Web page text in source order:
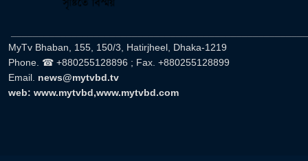
MyTv Bhaban, 155, 150/3, Hatirjheel, Dhaka-1219
Phone. ☎ +880255128896 ; Fax. +880255128899
Email. news@mytvbd.tv
web: www.mytvbd,www.mytvbd.com